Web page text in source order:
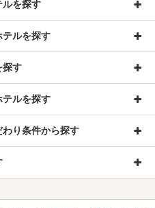
ルを探す
テルを探す
探す
テルを探す
り条件から探す